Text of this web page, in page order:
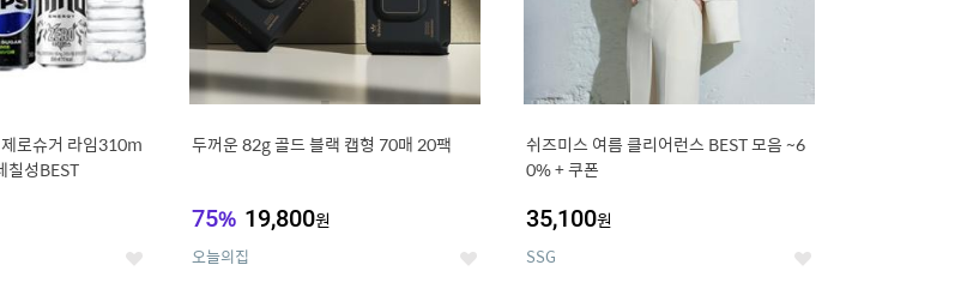
로슈거 라임310m
칠성BEST
좋
두꺼운 82g 골드 블랙 캡형 70매 20팩
75% 19,800원
오늘의집 좋
쉬즈미스 여름 클리어런스 BEST 모음 ~6
0% + 쿠폰
35,100원
SSG 좋